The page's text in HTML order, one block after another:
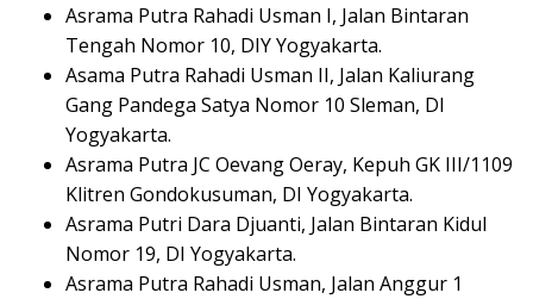
Asrama Putra Rahadi Usman I, Jalan Bintaran
Tengah Nomor 10, DIY Yogyakarta.
Asama Putra Rahadi Usman II, Jalan Kaliurang
Gang Pandega Satya Nomor 10 Sleman, DI
Yogyakarta.
Asrama Putra JC Oevang Oeray, Kepuh GK III/1109
Klitren Gondokusuman, DI Yogyakarta.
Asrama Putri Dara Djuanti, Jalan Bintaran Kidul
Nomor 19, DI Yogyakarta.
Asrama Putra Rahadi Usman, Jalan Anggur 1